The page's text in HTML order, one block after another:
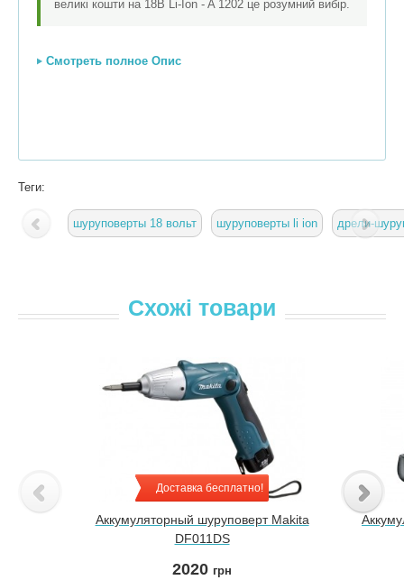
великі кошти на 18В Li-Ion - A 1202 це розумний вибір.
Смотреть полное Опис
Теги:
шуруповерты 18 вольт шуруповерты li ion дрели-
Схожі товари
Доставка бесплатно!
Аккумуляторный шуруповерт Makita
DF011DS
2020 грн